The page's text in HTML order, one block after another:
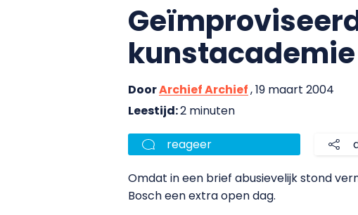
kunstacademie
DoorArchief Archief, 19 maart 2004
Leestijd:2 minuten
reageer
Omdat in een brief abusievelijk stond
Bosch een extra open dag.